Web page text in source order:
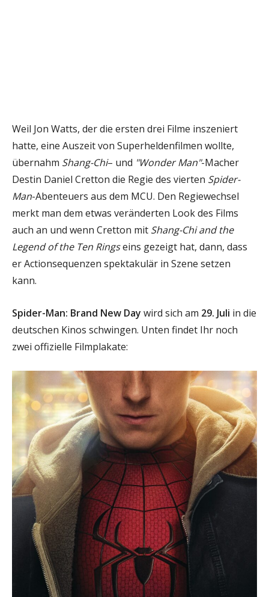
Weil Jon Watts, der die ersten drei Filme inszeniert
hatte, eine Auszeit von Superheldenfilmen wollte,
übernahm Shang-Chi– und "Wonder Man"-Macher
Destin Daniel Cretton die Regie des vierten Spider-
Man-Abenteuers aus dem MCU. Den Regiewechsel
merkt man dem etwas veränderten Look des Films
auch an und wenn Cretton mit Shang-Chi and the
Legend of the Ten Ringseins gezeigt hat, dann, dass
er Actionsequenzen spektakulär in Szene setzen
kann.
Spider-Man: Brand New Day wird sich am 29. Juli in die
deutschen Kinos schwingen. Unten findet Ihr noch
zwei offizielle Filmplakate: